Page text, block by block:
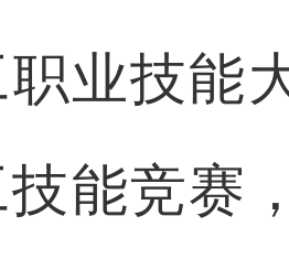
职业技能
能竞赛